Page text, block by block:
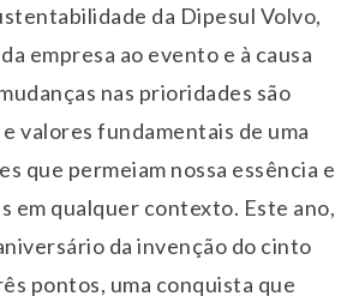
da Dipesul Volvo,
empresa ao evento e à causa
nas prioridades são
valores fundamentais de uma
que permeiam nossa essência e
em qualquer contexto. Este ano,
da invenção do cinto
pontos, uma conquista que